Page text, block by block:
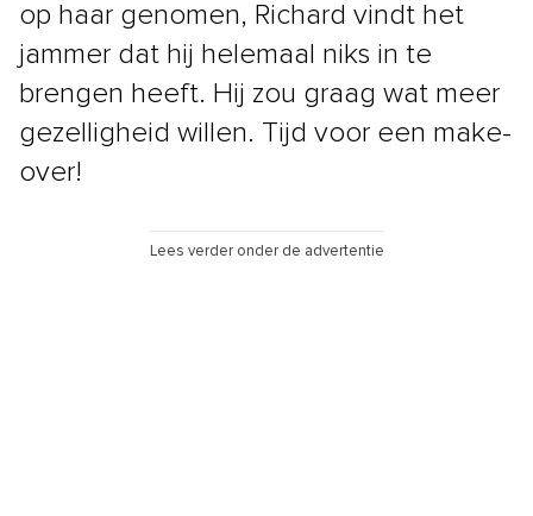
op haar genomen, Richard vindt het
jammer dat hij helemaal niks in te
brengen heeft. Hij zou graag wat meer
gezelligheid willen. Tijd voor een make-
over!
Lees verder onder de advertentie